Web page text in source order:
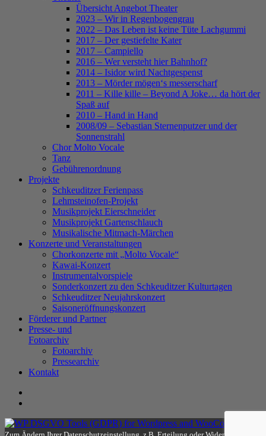
Übersicht Angebot Theater
2023 – Wir in Regenbogengrau
2022 – Das Leben ist keine Tüte Lachgummi
2017 – Der gestiefelte Kater
2017 – Campiello
2016 – Wer versteht hier Bahnhof?
2014 – Isidor wird Nachtgespenst
2013 – Mörder mögen‘s messerscharf
2011 – Kille kille – Beyond A Joke… da hört der
Spaß auf
2010 – Hand in Hand
2008/09 – Sebastian Sternenputzer und der
Sonnenstrahl
Chor Molto Vocale
Tanz
Gebührenordnung
Projekte
Schkeuditzer Ferienpass
Lehmsteinofen-Projekt
Musikprojekt Eierschneider
Musikprojekt Gartenschlauch
Musikalische Mitmach-Märchen
Konzerte und Veranstaltungen
Chorkonzerte mit „Molto Vocale“
Kawai-Konzert
Instrumentalvorspiele
Sonderkonzert zu den Schkeuditzer Kulturtagen
Schkeuditzer Neujahrskonzert
Saisoneröffnungskonzert
Förderer und Partner
Presse- und
Fotoarchiv
Fotoarchiv
Pressearchiv
Kontakt